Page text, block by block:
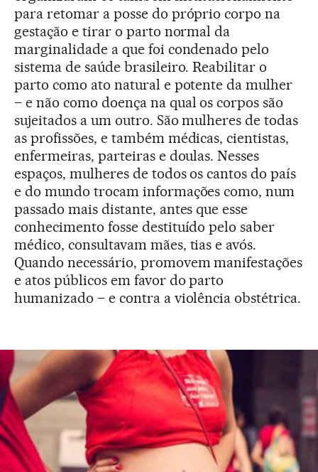
para retomar a posse do próprio corpo na
gestação e tirar o parto normal da
marginalidade a que foi condenado pelo
sistema de saúde brasileiro. Reabilitar o
parto como ato natural e potente da mulher
– e não como doença na qual os corpos são
sujeitados a um outro. São mulheres de todas
as profissões, e também médicas, cientistas,
enfermeiras, parteiras e doulas. Nesses
espaços, mulheres de todos os cantos do país
e do mundo trocam informações como, num
passado mais distante, antes que esse
conhecimento fosse destituído pelo saber
médico, consultavam mães, tias e avós.
Quando necessário, promovem manifestações
e atos públicos em favor do parto
humanizado – e contra a violência obstétrica.